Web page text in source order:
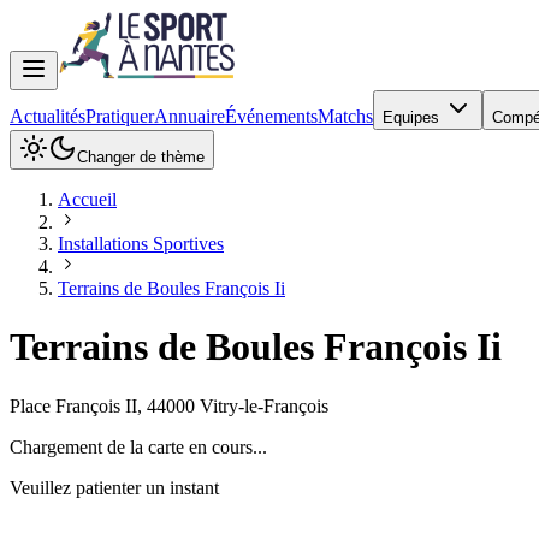
ActualitésPratiquerAnnuaireÉvénementsMatchs Equipes
Changer de thème
Accueil
Installations Sportives
Terrains de Boules François Ii
Terrains de Boules François Ii
Place François II, 44000 Vitry-le-François
Chargement de la carte en cours...
Veuillez patienter un instant